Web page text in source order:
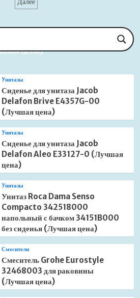
Jacob Delafon Brive
цена)
Унитазы
Сиденье для унитаза Jacob
Delafon Brive E4357G-00
(Лучшая цена)
Унитазы
Сиденье для унитаза Jacob
Delafon Aleo E33127-0 (Лучшая
цена)
Унитазы
Унитаз Roca Dama Senso
Compacto 342518000
напольный с бачком 34151B000
без сиденья (Лучшая цена)
Смесители
Смеситель Grohe Eurostyle
32468003 для раковины
(Лучшая цена)